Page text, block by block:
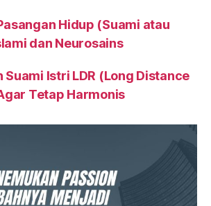
Hidup (Suami atau
dan Neurosains
Suami Istri LDR (Long Distance
Tetap Harmonis